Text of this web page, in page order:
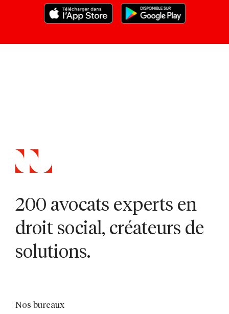
200 avocats experts en
droit social, créateurs de
solutions.
Nos bureaux